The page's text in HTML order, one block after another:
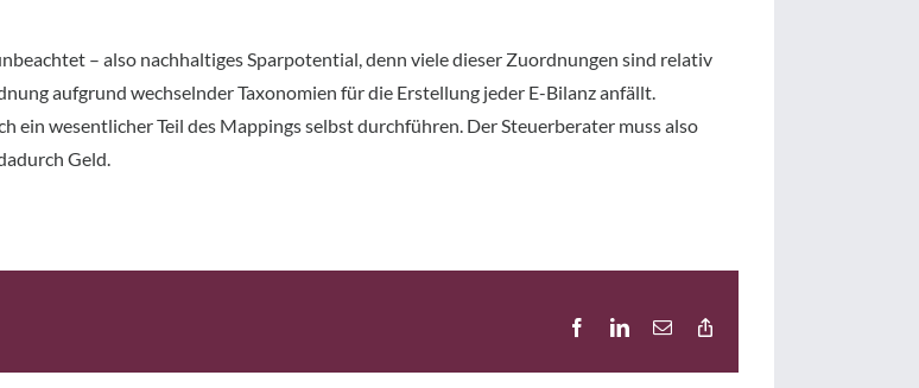
– also nachhaltiges Sparpotential, denn viele dieser Zuordnungen sind relativ
aufgrund wechselnder Taxonomien für die Erstellung jeder E-Bilanz anfällt.
ein wesentlicher Teil des Mappings selbst durchführen. Der Steuerberater muss also
Geld.
FacebookLinkedIn
E-